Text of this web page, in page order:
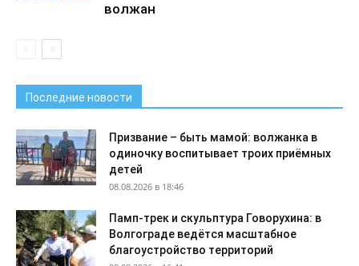
волжан
Последние новости
Призвание – быть мамой: волжанка в
одиночку воспитывает троих приёмных
детей
08.08.2026 в 18:46
Памп-трек и скульптура Говорухина: в
Волгограде ведётся масштабное
благоустройство территорий